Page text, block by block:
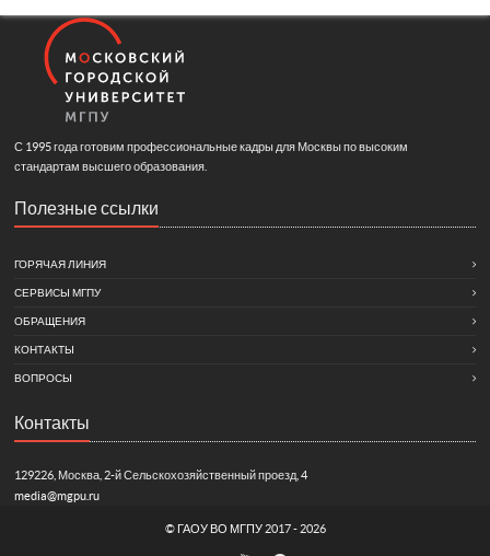
С 1995 года готовим профессиональные кадры для Москвы по высоким
стандартам высшего образования.
Полезные ссылки
ГОРЯЧАЯ ЛИНИЯ
СЕРВИСЫ МГПУ
ОБРАЩЕНИЯ
КОНТАКТЫ
ВОПРОСЫ
Контакты
129226, Москва, 2-й Сельскохозяйственный проезд, 4
media@mgpu.ru
© ГАОУ ВО МГПУ 2017 - 2026